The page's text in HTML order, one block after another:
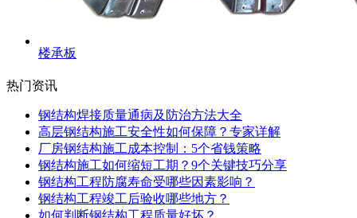
楼承板
热门资讯
钢结构焊接质量通病及防治方法大全
高层钢结构施工安全性如何保障？专家详解
厂房钢结构施工成本控制：5个省钱策略
钢结构施工如何缩短工期？9个关键技巧分享
钢结构工程防腐寿命受哪些因素影响？
钢结构工程竣工后验收哪些地方？